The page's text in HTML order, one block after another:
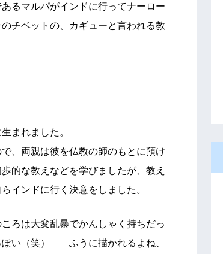
るマルパがインドに行ってナーロー
チベットの、カギューと言われる教
まれました。
、両親は彼を仏教の師のもとに預け
的な教えなどを学びましたが、教え
インドに行く決意をしました。
ろは大変乱暴でかんしゃく持ちだっ
い（笑）――ふうに描かれるよね、